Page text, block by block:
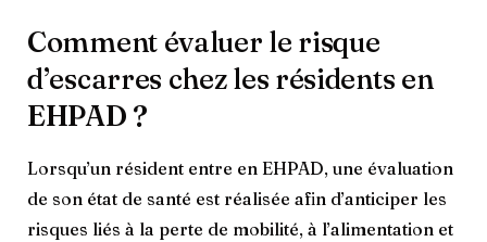
Comment évaluer le risque
d’escarres chez les résidents en
EHPAD ?
Lorsqu’un résident entre en EHPAD, une évaluation
de son état de santé est réalisée afin d’anticiper les
risques liés à la perte de mobilité, à l’alimentation et